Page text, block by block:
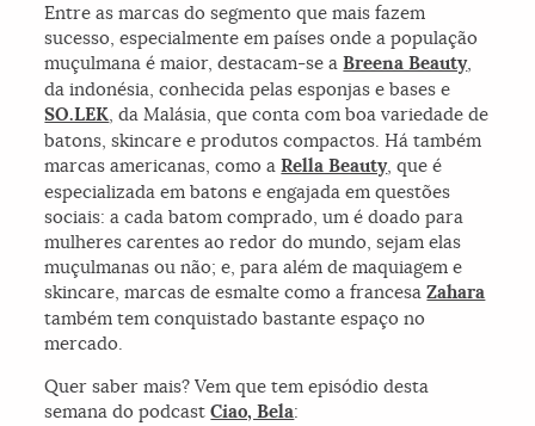
Entre as marcas do segmento que mais fazem
sucesso, especialmente em países onde a população
muçulmana é maior, destacam-se aBreena Beauty,
da indonésia, conhecida pelas esponjas e bases e
SO.LEK, da Malásia, que conta com boa variedade de
batons, skincare e produtos compactos. Há também
marcas americanas, como aRella Beauty, que é
especializada em batons e engajada em questões
sociais: a cada batom comprado, um é doado para
mulheres carentes ao redor do mundo, sejam elas
muçulmanas ou não; e, para além de maquiagem e
skincare, marcas de esmalte como a francesaZahara
também tem conquistado bastante espaço no
mercado.
Quer saber mais? Vem que tem episódio desta
semana do podcastCiao, Bela: